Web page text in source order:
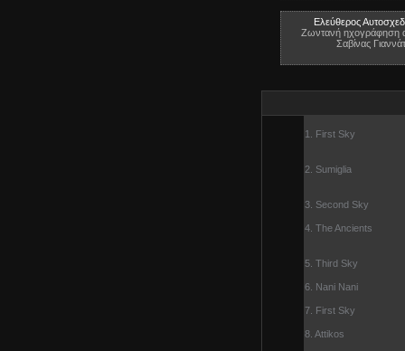
Ελεύθερος
Ζωντανή ηχογράφηση
Σαβίνας
1. First Sky
2. Sumiglia
3. Second Sky
4. The Ancients
5. Third Sky
6. Nani Nani
7. First Sky
8. Attikos